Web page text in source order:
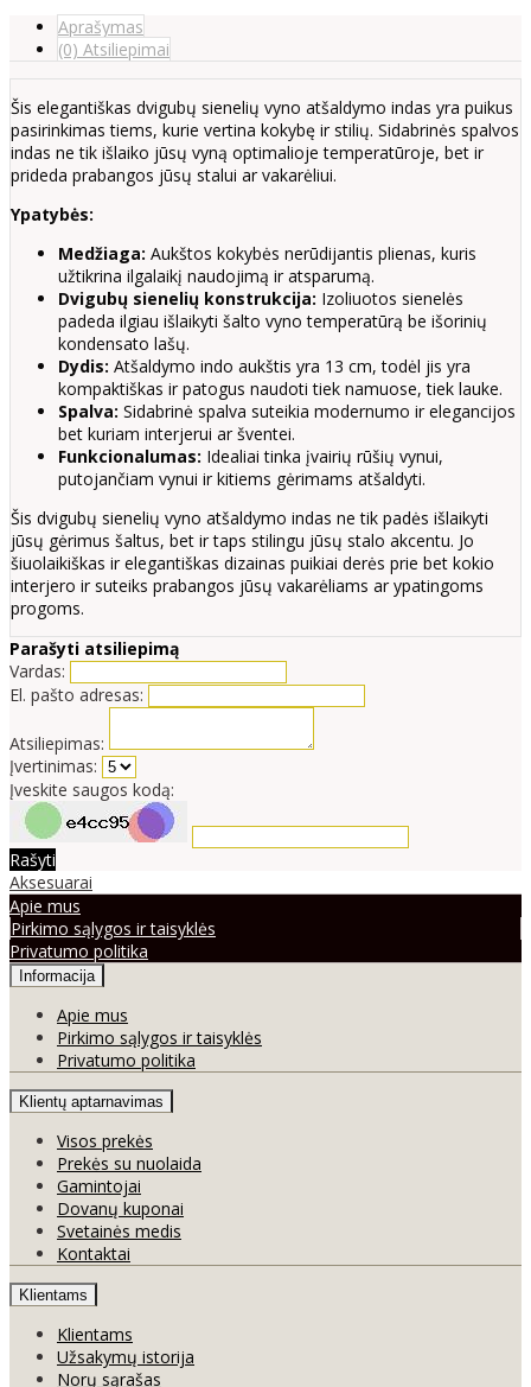
Aprašymas
(0) Atsiliepimai
Šis elegantiškas dvigubų sienelių vyno atšaldymo indas yra puikus
pasirinkimas tiems, kurie vertina kokybę ir stilių. Sidabrinės spalvos
indas ne tik išlaiko jūsų vyną optimalioje temperatūroje, bet ir
prideda prabangos jūsų stalui ar vakarėliui.
Ypatybės:
Medžiaga: Aukštos kokybės nerūdijantis plienas, kuris
užtikrina ilgalaikį naudojimą ir atsparumą.
Dvigubų sienelių konstrukcija: Izoliuotos sienelės
padeda ilgiau išlaikyti šalto vyno temperatūrą be išorinių
kondensato lašų.
Dydis: Atšaldymo indo aukštis yra 13 cm, todėl jis yra
kompaktiškas ir patogus naudoti tiek namuose, tiek lauke.
Spalva: Sidabrinė spalva suteikia modernumo ir elegancijos
bet kuriam interjerui ar šventei.
Funkcionalumas: Idealiai tinka įvairių rūšių vynui,
putojančiam vynui ir kitiems gėrimams atšaldyti.
Šis dvigubų sienelių vyno atšaldymo indas ne tik padės išlaikyti
jūsų gėrimus šaltus, bet ir taps stilingu jūsų stalo akcentu. Jo
šiuolaikiškas ir elegantiškas dizainas puikiai derės prie bet kokio
interjero ir suteiks prabangos jūsų vakarėliams ar ypatingoms
progoms.
Parašyti atsiliepimą
Vardas:
El. pašto adresas:
Atsiliepimas:
Įvertinimas:
Įveskite saugos kodą:
Rašyti
Aksesuarai
Apie mus
Pirkimo sąlygos ir taisyklės
Privatumo politika
Informacija
Apie mus
Pirkimo sąlygos ir taisyklės
Privatumo politika
Klientų aptarnavimas
Visos prekės
Prekės su nuolaida
Gamintojai
Dovanų kuponai
Svetainės medis
Kontaktai
Klientams
Klientams
Užsakymų istorija
Norų sąrašas